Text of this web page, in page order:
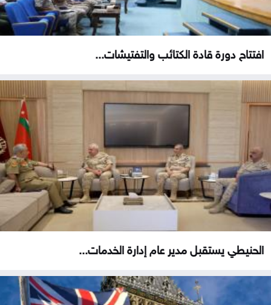
افتتاح دورة قادة الكتائب والتفتيشات...
الحنيطي يستقبل مدير عام إدارة الخدمات...